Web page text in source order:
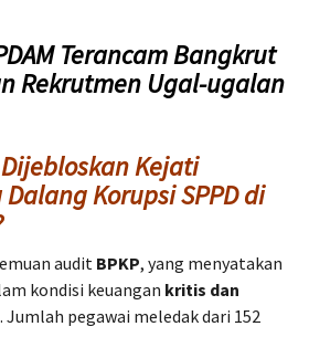
Terancam Bangkrut
Rekrutmen Ugal-ugalan
Kejati
Korupsi SPPD di
audit BPKP, yang menyatakan
kondisi keuangan kritis dan
. Jumlah pegawai meledak dari 152